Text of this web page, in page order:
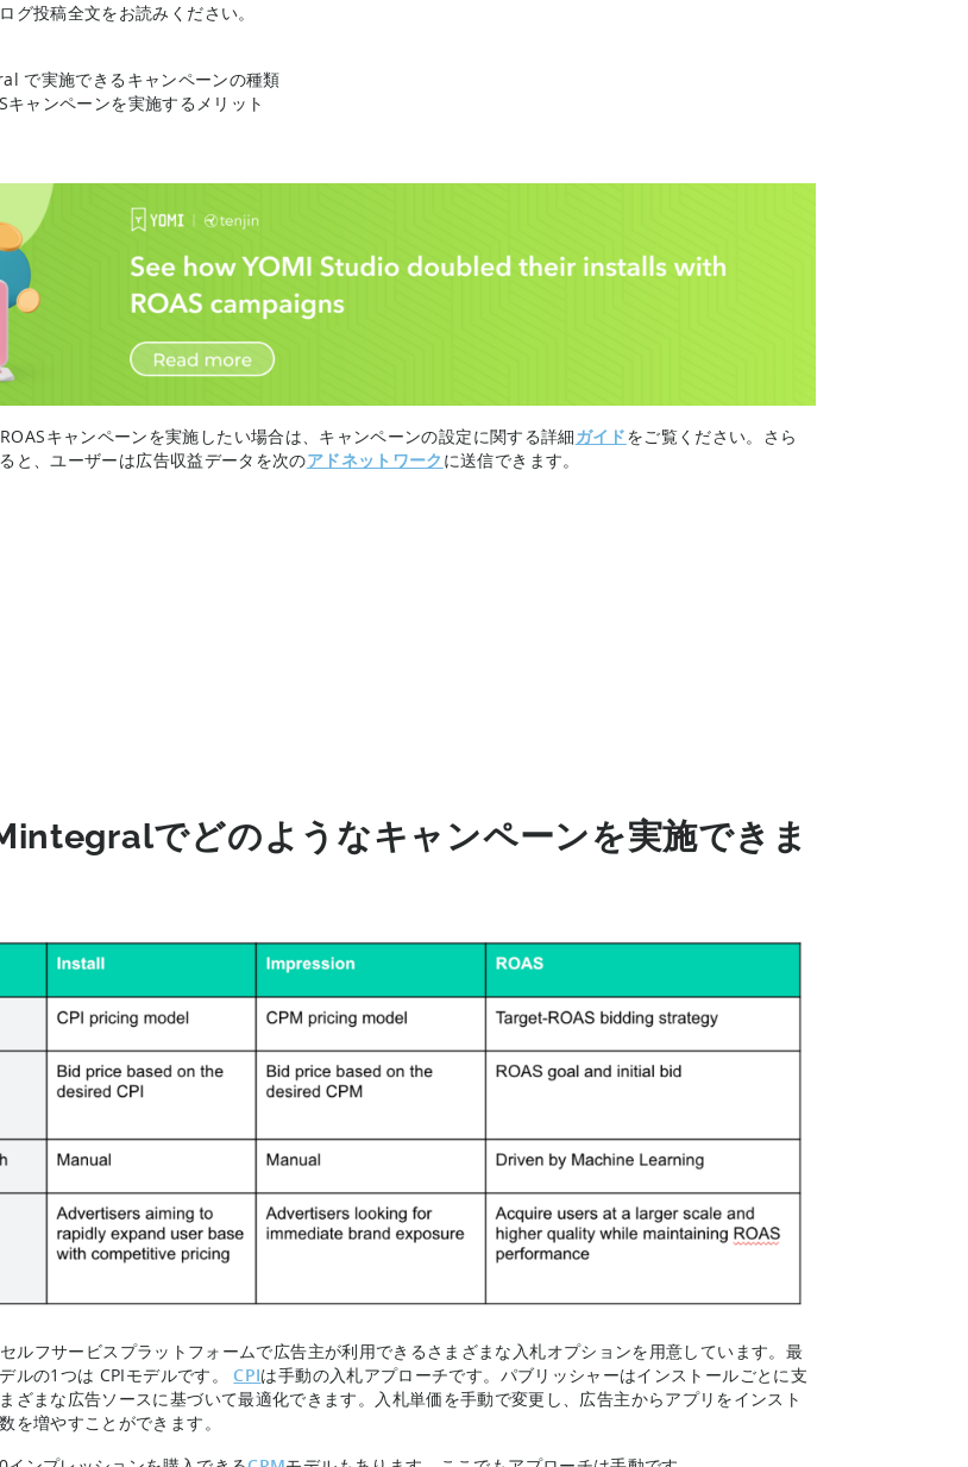
グ投稿全文をお読みください。
で実施できるキャンペーンの種類
ャンペーンを実施するメリット
キャンペーンを実施したい場合は、キャンペーンの設定に関する詳細ガイドをご覧ください。さら
と、ユーザーは広告収益データを次のアドネットワーク に送信できます。
でどのようなキャンペーンを実施できま
ルフサービスプラットフォームで広告主が利用できるさまざまな入札オプションを用意しています。最
ルの1つは CPIモデルです。 CPIは手動の入札アプローチです。パブリッシャーはインストールごとに支
ざまな広告ソースに基づいて最適化できます。入札単価を手動で変更し、広告主からアプリをインスト
を増やすことができます。